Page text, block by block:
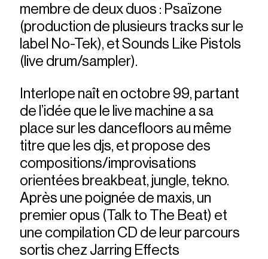
membre de deux duos : Psaïzone
(production de plusieurs tracks sur le
label No-Tek), et Sounds Like Pistols
(live drum/sampler).
Interlope naît en octobre 99, partant
de l’idée que le live machine a sa
place sur les dancefloors au même
titre que les djs, et propose des
compositions/improvisations
orientées breakbeat, jungle, tekno.
Après une poignée de maxis, un
premier opus (Talk to The Beat) et
une compilation CD de leur parcours
sortis chez Jarring Effects